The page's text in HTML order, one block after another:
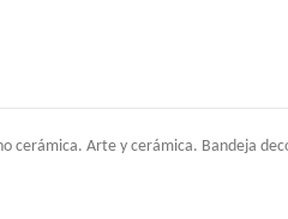
Arte y cerámica. Bandeja